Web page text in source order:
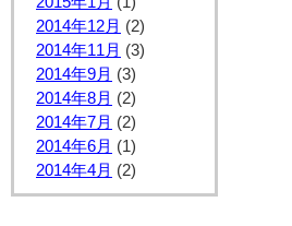
2014年12月 (2)
2014年11月 (3)
2014年9月 (3)
2014年8月 (2)
2014年7月 (2)
2014年6月 (1)
2014年4月 (2)